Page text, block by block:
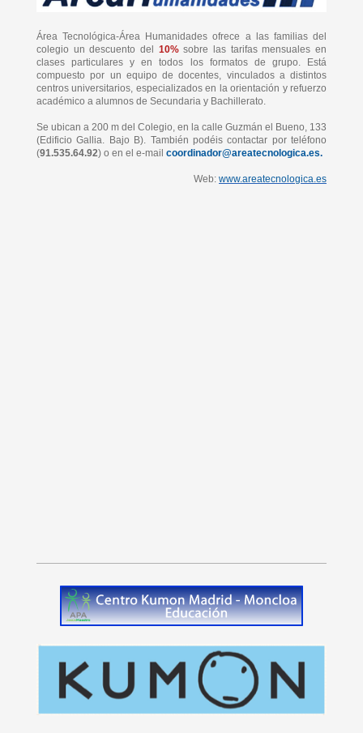
Área Tecnológica-Área Humanidades ofrece a las familias del
colegio un descuento del 10%sobre las tarifas mensuales en
clases particulares y en todos los formatos de grupo. Está
compuesto por un equipo de docentes, vinculados a distintos
centros universitarios, especializados en la orientación y refuerzo
académico a alumnos de Secundaria y Bachillerato.
Se ubican a 200 m del Colegio, en la calle Guzmán el Bueno, 133
(Edificio Gallia. Bajo B). También podéis contactar por teléfono
(91.535.64.92) o en el e-mail coordinador@areatecnologica.es.
Web: www.areatecnologica.es